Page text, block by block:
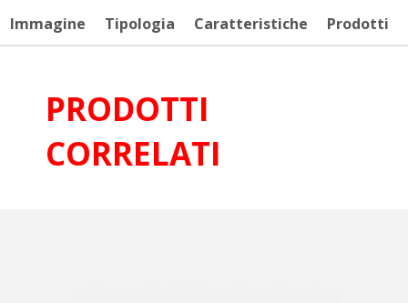
Immagine Tipologia Caratteristiche Prodotti
PRODOTTI
CORRELATI